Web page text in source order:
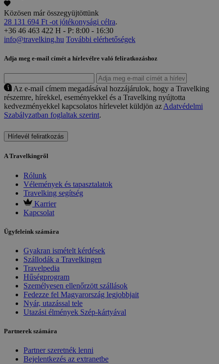
Közösen már összegyüjtöttünk
28 131 694 Ft -ot jótékonysági célra.
+36 46 463 422 H - P: 8:00 - 16:30
info@travelking.hu További elérhetőségek
Adja meg e-mail címét a hírlevélre való feliratkozáshoz
Az e-mail címem megadásával hozzájárulok, hogy a Travelking
részemre, hírekkel, eseményekkel és a Travelking nyújtotta
kedvezményekkel kapcsolatos hírlevelet küldjön az Adatvédelmi
Szabályzatban foglaltak szerint.
Hírlevél feliratkozás
A Travelkingről
Rólunk
Vélemények és tapasztalatok
Travelking segítség
Karrier
Kapcsolat
Ügyfeleink számára
Gyakran ismételt kérdések
Szállodák a Travelkingen
Travelpedia
Hűségprogram
Személyesen ellenőrzött szállások
Fedezze fel Magyarország legjobbjait
Nyár, utazással tele
Utazási élmények Szép-kártyával
Partnerek számára
Partner szeretnék lenni
Bejelentkezés az extranetbe